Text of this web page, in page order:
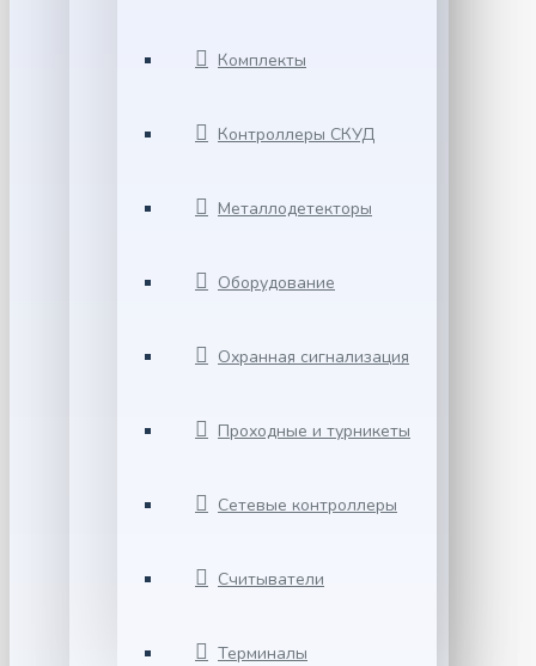
Комплекты
Контроллеры СКУД
Металлодетекторы
Оборудование
Охранная сигнализация
Проходные и турникеты
Сетевые контроллеры
Считыватели
Терминалы